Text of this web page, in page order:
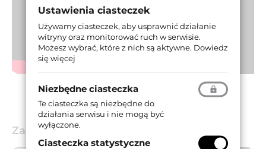
Zastosowanie
Ustawienia ciasteczek
Używamy ciasteczek, aby usprawnić działanie
witryny oraz monitorować ruch w serwisie.
Możesz wybrać, które z nich są aktywne. Dowiedz
się więcej
Niezbędne ciasteczka
Te ciasteczka są niezbędne do
działania serwisu i nie mogą być
wyłączone.
Ciasteczka statystyczne